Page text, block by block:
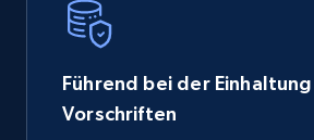
Führend bei der
Vorschriften